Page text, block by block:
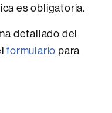
es obligatoria.
detallado del
formulario para